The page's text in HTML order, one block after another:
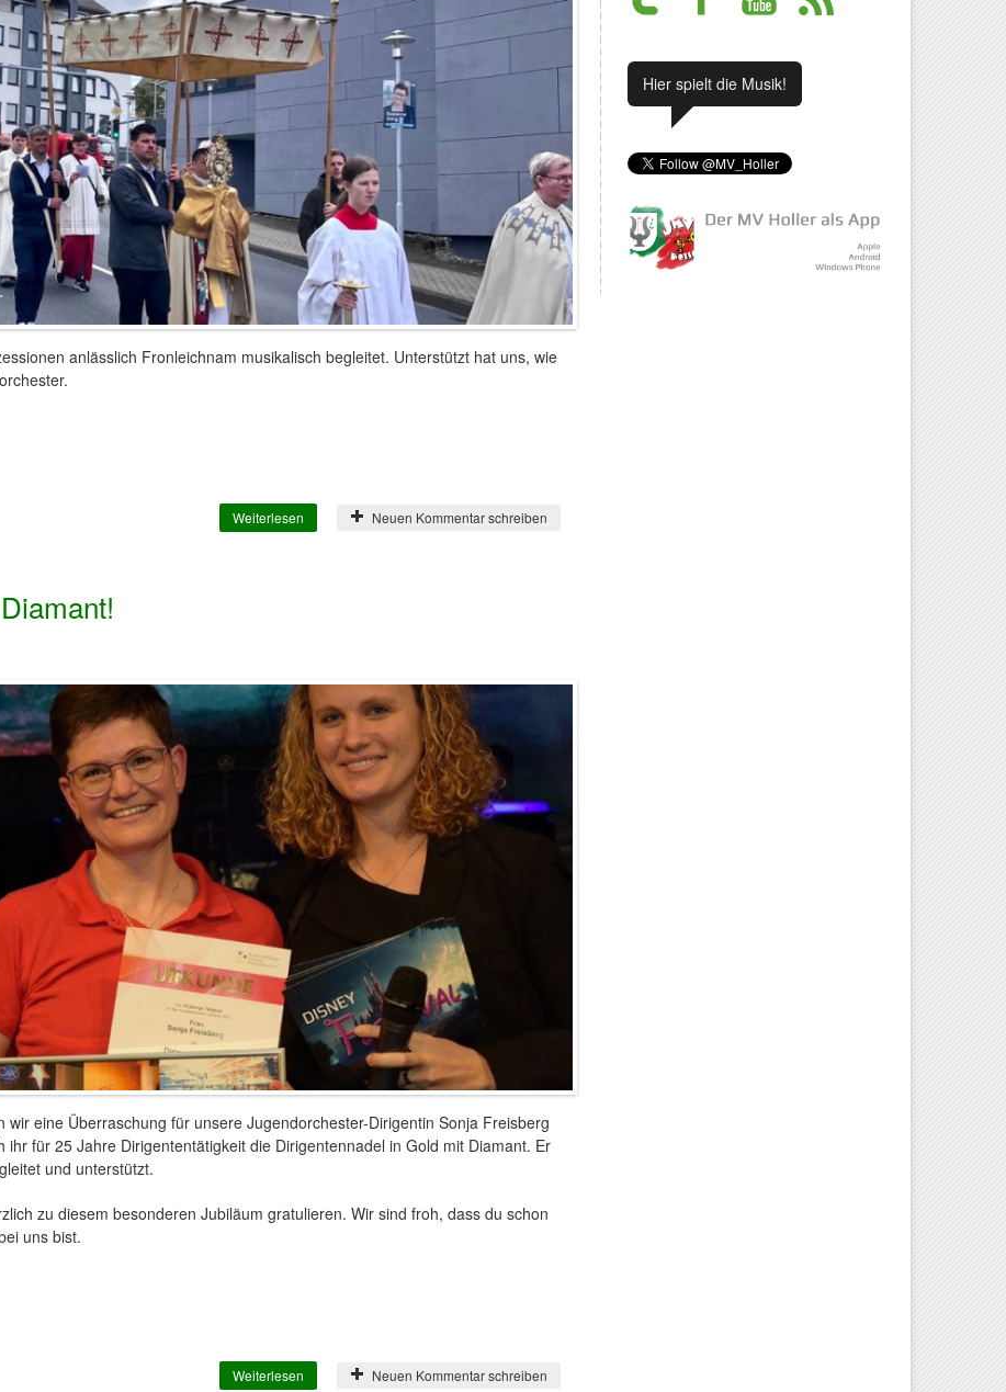
anlässlich Fronleichnam musikalisch begleitet. Unterstützt hat uns, wie
Weiterlesen über Fronleichnam 2024
Neuen Kommentar schreiben
eine Überraschung für unsere Jugendorchester-Dirigentin Sonja Freisberg
für 25 Jahre Dirigententätigkeit die Dirigentennadel in Gold mit Diamant. Er
und unterstützt.
zu diesem besonderen Jubiläum gratulieren. Wir sind froh, dass du schon
uns bist.
Weiterlesen über Dirigentennadel in Gold mit Diamant!
Neuen Kommentar schreiben
Hier spielt die Musik!